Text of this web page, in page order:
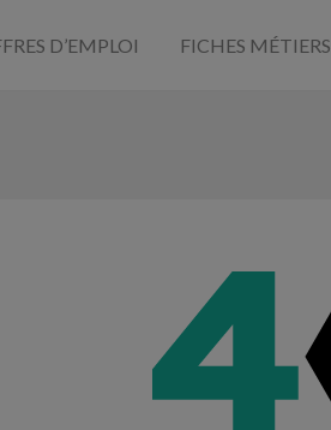
D’EMPLOI FICHES MÉTIERS